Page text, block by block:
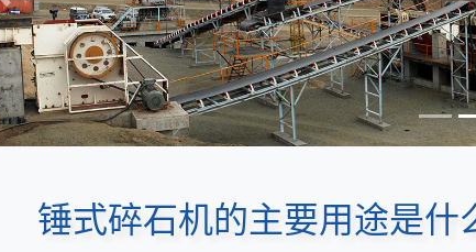
上一张
锤式碎石机的主要用途是什